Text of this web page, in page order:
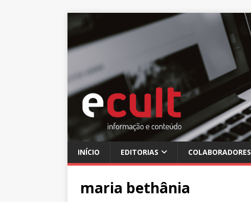
INÍCIO EDITORIAS COLABORADORES
maria bethânia